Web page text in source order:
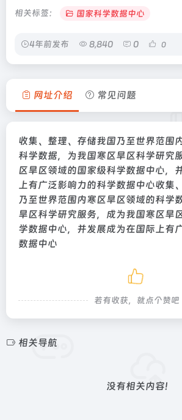
相关标签： 国家科学数据中心
4年前发布 8,840 0 0
网址介绍 常见问题
收集、整理、存储我国乃至世界范围
科学数据，为我国寒区旱区科学研究
区旱区领域的国家级科学数据中心，
上有广泛影响力的科学数据中心收集
乃至世界范围内寒区旱区领域的科学
旱区科学研究服务，成为我国寒区旱
学数据中心，并发展成为在国际上有
数据中心
若有收获，就点个赞吧
相关导航
没有相关内容!